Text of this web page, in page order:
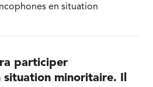
en situation
participer
situation minoritaire. Il